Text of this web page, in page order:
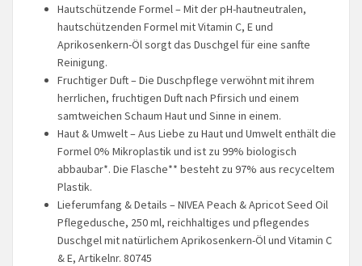
Hautschützende Formel – Mit der pH-hautneutralen,
hautschützenden Formel mit Vitamin C, E und
Aprikosenkern-Öl sorgt das Duschgel für eine sanfte
Reinigung.
Fruchtiger Duft – Die Duschpflege verwöhnt mit ihrem
herrlichen, fruchtigen Duft nach Pfirsich und einem
samtweichen Schaum Haut und Sinne in einem.
Haut & Umwelt – Aus Liebe zu Haut und Umwelt enthält die
Formel 0% Mikroplastik und ist zu 99% biologisch
abbaubar*. Die Flasche** besteht zu 97% aus recyceltem
Plastik.
Lieferumfang & Details – NIVEA Peach & Apricot Seed Oil
Pflegedusche, 250 ml, reichhaltiges und pflegendes
Duschgel mit natürlichem Aprikosenkern-Öl und Vitamin C
& E, Artikelnr. 80745